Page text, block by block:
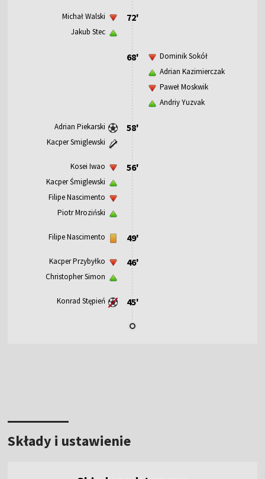
72'
Michał Walski
Jakub Stec
68'
Dominik Sokół
Adrian Kazimierczak
Paweł Moskwik
Andriy Yuzvak
58'
Adrian Piekarski
Kacper Smiglewski
56'
Kosei Iwao
Kacper Śmiglewski
Filipe Nascimento
Piotr Mroziński
49'
Filipe Nascimento
46'
Kacper Przybyłko
Christopher Simon
45'
Konrad Stępień
Składy i ustawienie